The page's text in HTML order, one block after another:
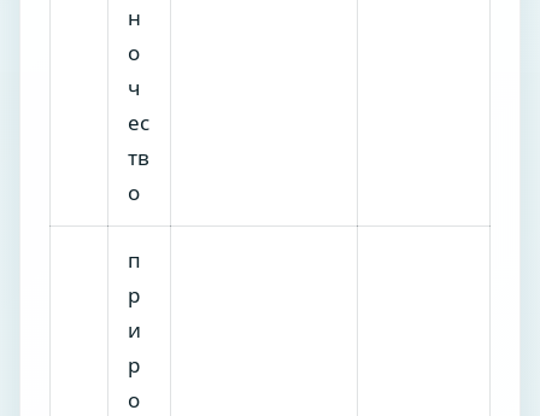
н
о
ч
ес
тв
о
п
р
и
р
о